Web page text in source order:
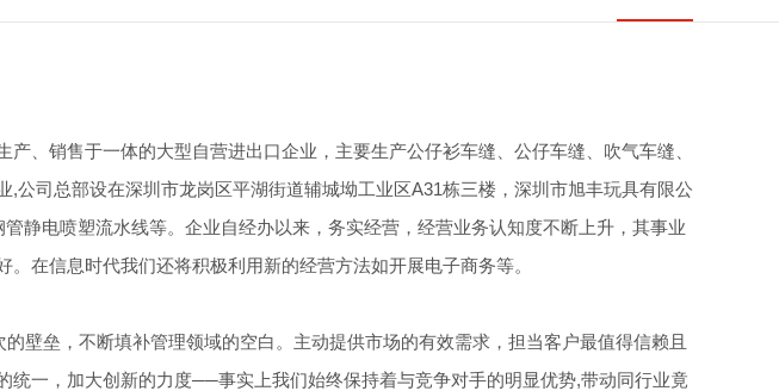
、销售于一体的大型自营进出口企业，主要生产公仔衫车缝、公仔车缝、吹气车缝、
司总部设在深圳市龙岗区平湖街道辅城坳工业区A31栋三楼，深圳市旭丰玩具有限公
静电喷塑流水线等。企业自经办以来，务实经营，经营业务认知度不断上升，其事业
在信息时代我们还将积极利用新的经营方法如开展电子商务等。
垒，不断填补管理领域的空白。主动提供市场的有效需求，担当客户最值得信赖且
一，加大创新的力度──事实上我们始终保持着与竞争对手的明显优势,带动同行业竟